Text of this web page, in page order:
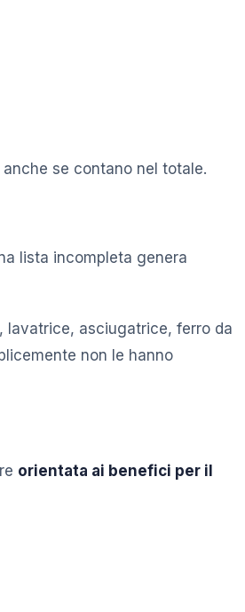
se contano nel totale.
lista incompleta genera
lavatrice, asciugatrice, ferro da
non le hanno
orientata ai benefici per il